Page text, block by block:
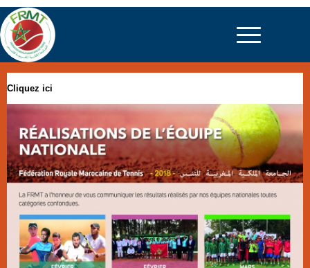
Cliquez ici